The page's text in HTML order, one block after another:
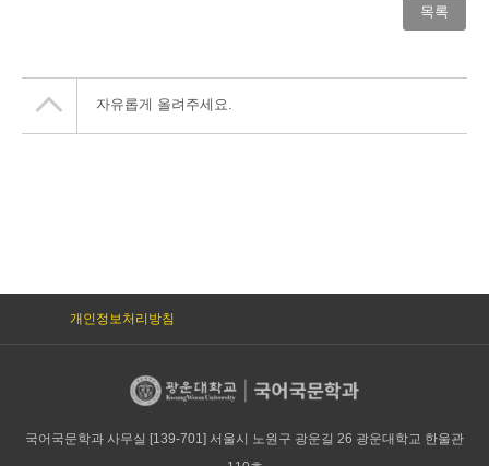
목록
자유롭게 올려주세요.
개인정보처리방침
국어국문학과 사무실 [139-701] 서울시 노원구 광운길 26 광운대학교 한울관